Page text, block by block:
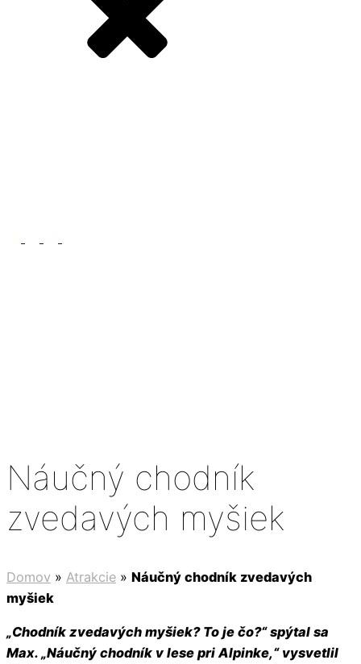
Náučný chodník
zvedavých myšiek
Domov » Atrakcie » Náučný chodník zvedavých
myšiek
„Chodník zvedavých myšiek? To je čo?“ spýtal sa
Max. „Náučný chodník v lese pri Alpinke,“ vysvetlil